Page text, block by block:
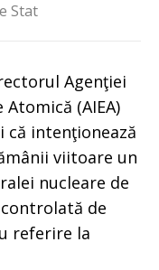
Stat
Agenţiei
(AIEA)
că intenţionează
viitoare un
nucleare de
de
referire la